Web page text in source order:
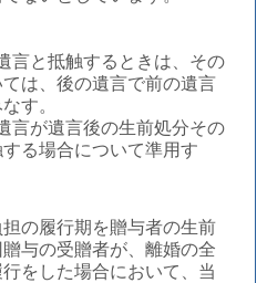
言と抵触するときは、その
は、後の遺言で前の遺言
す。
言が遺言後の生前処分その
る場合について準用す
の履行期を贈与者の生前
与の受贈者が、離婚の全
をした場合において、当